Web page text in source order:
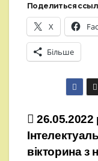
Поделиться
X
Більше
записів
26.05.2022
вікторина з